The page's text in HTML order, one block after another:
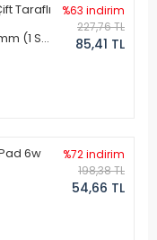
Taraflı
(1 Set
%63 indirim
227,76 TL
85,41 TL
6w
%72 indirim
198,38 TL
54,66 TL